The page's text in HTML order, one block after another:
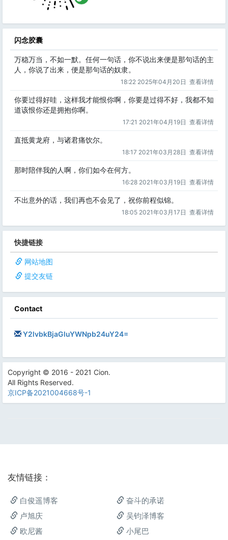
闪念胶囊
万稳万当，不如一默。任何一句话，你不说出来便是那句话的主
人，你说了出来，便是那句话的奴隶。
18:22 2025年04月20日 查看详情
你要过得好哇，这样我才能恨你啊，你要是过得不好，我都不知
道该恨你还是拥抱你啊。
17:21 2021年04月19日 查看详情
直抵黄龙府，与诸君痛饮尔。
18:17 2021年03月28日 查看详情
那时陪伴我的人啊，你们如今在何方。
16:28 2021年03月19日 查看详情
不出意外的话，我们再也不会见了，祝你前程似锦。
18:05 2021年03月17日 查看详情
快捷链接
网站地图
提交友链
Contact
Y2lvbkBjaGluYWNpb24uY24=
Copyright © 2016 - 2021 Cion.
All Rights Reserved.
京ICP备2021004668号-1
友情链接：
白俊遥博客
奋斗的承诺
卢旭庆
吴钧泽博客
欧尼酱
小尾巴